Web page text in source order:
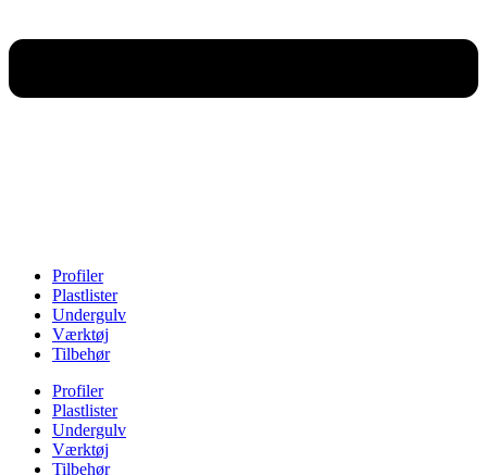
Profiler
Plastlister
Undergulv
Værktøj
Tilbehør
Profiler
Plastlister
Undergulv
Værktøj
Tilbehør